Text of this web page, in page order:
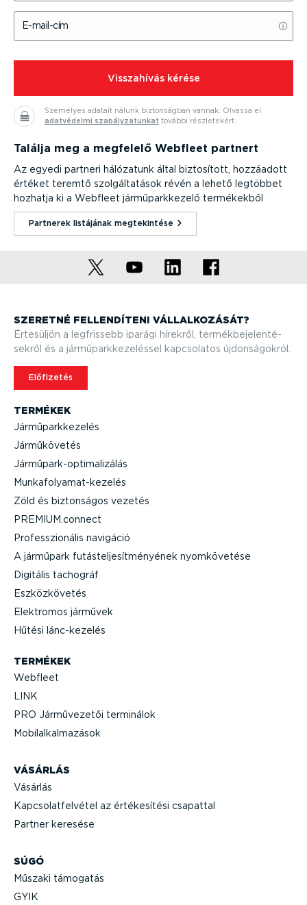
E-mail-cím
⁠Visszahívás kérése
Személyes adatait nálunk bizton­ságban vannak. Olvassa el
adatvédelmi szabály­za­tunkat további részle­tekért.
Találja meg a megfelelő Webfleet partnert
Az egyedi partneri hálózatunk által biztosított, hozzáadott
értéket teremtő szolgál­ta­tások révén a lehető legtöbbet
hozhatja ki a Webfleet jármű­park­kezelő termékekből
Partnerek listájának megte­kintése⁠
TERMÉKEK
Jármű­park­ke­zelés
Jármű­kö­vetés
Jármű­park-op­ti­ma­li­zálás
Munka­fo­lya­mat-­ke­zelés
Zöld és biztonságos vezetés
PREMIUM.connect
Professzi­o­nális navigáció
A járműpark futás­tel­je­sít­mé­nyének nyomkö­vetése
Digitális tachográf
Eszköz­kö­vetés
Elektromos járművek
Hűtési lánc-­ke­zelés
TERMÉKEK
Webfleet
LINK
PRO Jármű­ve­zetői terminálok
Mobil­al­kal­ma­zások
VÁSÁRLÁS
Vásárlás
Kapcso­lat­fel­vétel az értéke­sítési csapattal
Partner keresése
SÚGÓ
Műszaki támogatás
GYIK
SZERETNÉ FELLEN­DÍTENI VÁLLAL­KO­ZÁSÁT?
Értesüljön a legfrissebb iparági hírekről, termék­be­je­len­té­
sekről és a jármű­park­ke­ze­léssel kapcsolatos újdon­sá­gokról.
Előfizetés